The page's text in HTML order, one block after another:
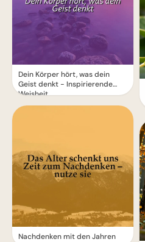
Dein Körper hört, was dein
Geist denkt - Inspirierende
Weisheit
Nachdenken mit den Jahren